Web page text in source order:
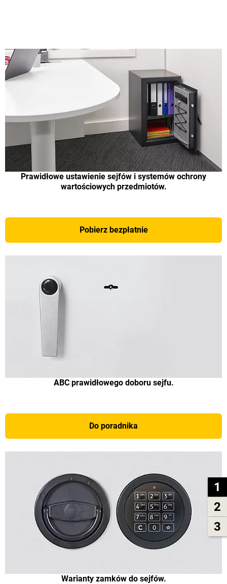
1
2
3
Prawidłowe ustawienie sejfów i systemów ochrony
wartościowych przedmiotów.
Pobierz bezpłatnie
ABC prawidłowego doboru sejfu.
Do poradnika
Warianty zamków do sejfów.